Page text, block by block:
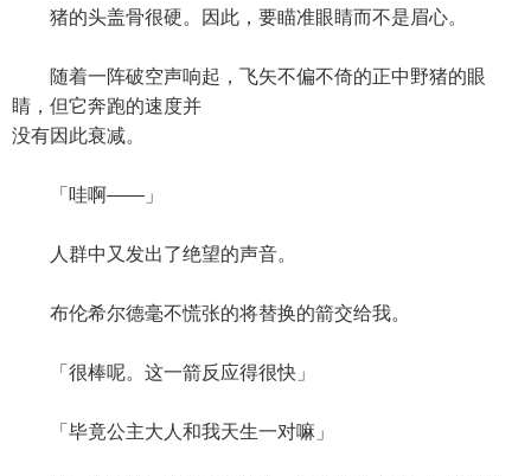
猪的头盖骨很硬。因此，要瞄准眼睛而不是眉心。
随着一阵破空声响起，飞矢不偏不倚的正中野猪的眼
睛，但它奔跑的速度并
没有因此衰减。
「哇啊——」
人群中又发出了绝望的声音。
布伦希尔德毫不慌张的将替换的箭交给我。
「很棒呢。这一箭反应得很快」
「毕竟公主大人和我天生一对嘛」